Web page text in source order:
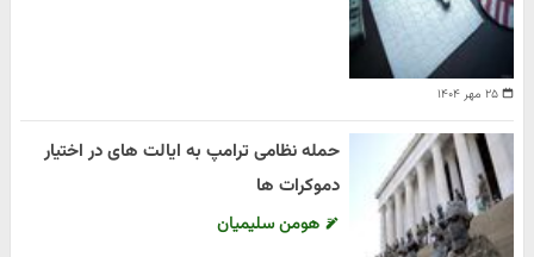
۲۵ مهر ۱۴۰۴
حمله نظامی ترامپ به ایالت های در اختیار
دموکرات ها
هومن سلیمیان